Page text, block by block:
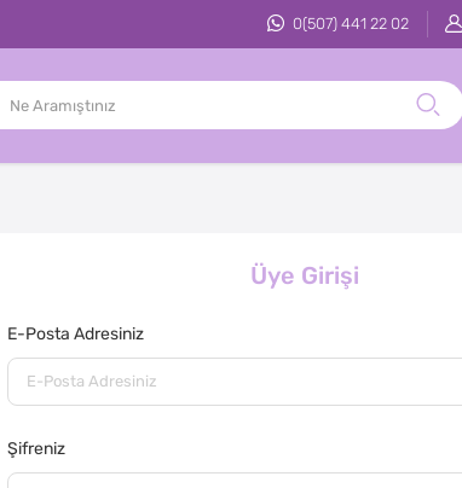
0(507) 441 22 02
Üye Girişi
E-Posta Adresiniz
Şifreniz